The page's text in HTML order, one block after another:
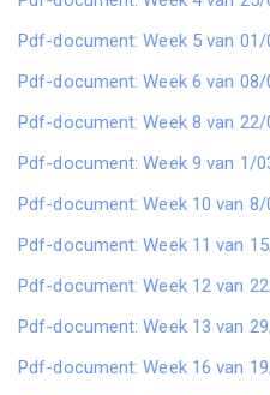
Pdf-document: Week 5 van 01/
Pdf-document: Week 6 van 08/
Pdf-document: Week 8 van 22/
Pdf-document: Week 9 van 1/
Pdf-document: Week 10 van 8/
Pdf-document: Week 11 van
Pdf-document: Week 12 van
Pdf-document: Week 13 van
Pdf-document: Week 16 van